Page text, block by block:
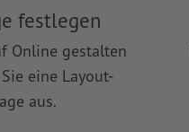
festlegen
Online gestalten
eine Layout-
aus.